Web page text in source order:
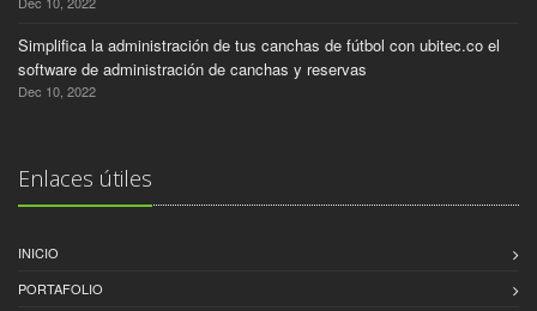
Simplifica la administración de tus canchas de fútbol con ubitec.co el
software de administración de canchas y reservas
Dec 10, 2022
Enlaces útiles
INICIO
PORTAFOLIO